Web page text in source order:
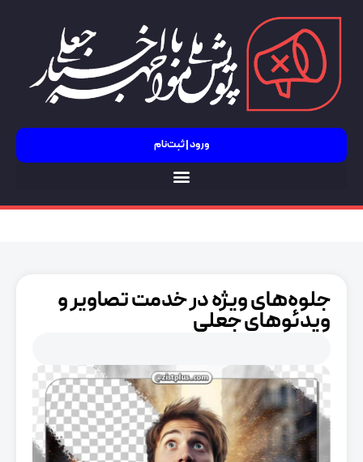
ورود | ثبت‌نام
جلوه‌های ویژه در خدمت تصاویر و
ویدئوهای جعلی